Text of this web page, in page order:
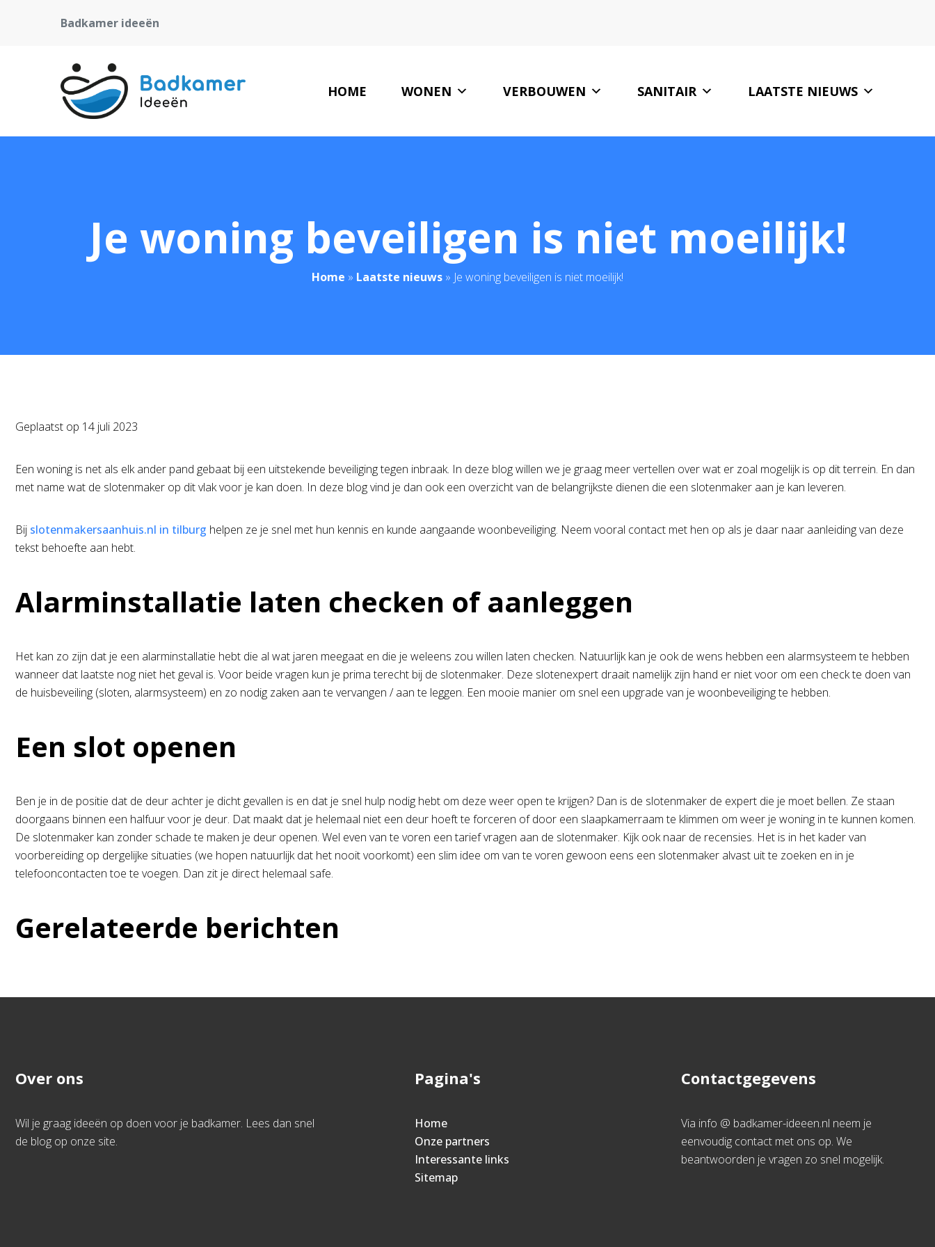
Badkamer ideeën
HOME WONEN VERBOUWEN SANITAIR LAATSTE NIEUWS
Je woning beveiligen is niet moeilijk!
Home » Laatste nieuws » Je woning beveiligen is niet moeilijk!
Geplaatst op 14 juli 2023
Een woning is net als elk ander pand gebaat bij een uitstekende beveiliging tegen inbraak. In deze blog willen we je graag meer vertellen over wat er zoal mogelijk is op dit terrein. En dan
met name wat de slotenmaker op dit vlak voor je kan doen. In deze blog vind je dan ook een overzicht van de belangrijkste dienen die een slotenmaker aan je kan leveren.
Bij slotenmakersaanhuis.nl in tilburg helpen ze je snel met hun kennis en kunde aangaande woonbeveiliging. Neem vooral contact met hen op als je daar naar aanleiding van deze
tekst behoefte aan hebt.
Alarminstallatie laten checken of aanleggen
Het kan zo zijn dat je een alarminstallatie hebt die al wat jaren meegaat en die je weleens zou willen laten checken. Natuurlijk kan je ook de wens hebben een alarmsysteem te hebben
wanneer dat laatste nog niet het geval is. Voor beide vragen kun je prima terecht bij de slotenmaker. Deze slotenexpert draait namelijk zijn hand er niet voor om een check te doen van
de huisbeveiling (sloten, alarmsysteem) en zo nodig zaken aan te vervangen / aan te leggen. Een mooie manier om snel een upgrade van je woonbeveiliging te hebben.
Een slot openen
Ben je in de positie dat de deur achter je dicht gevallen is en dat je snel hulp nodig hebt om deze weer open te krijgen? Dan is de slotenmaker de expert die je moet bellen. Ze staan
doorgaans binnen een halfuur voor je deur. Dat maakt dat je helemaal niet een deur hoeft te forceren of door een slaapkamerraam te klimmen om weer je woning in te kunnen komen.
De slotenmaker kan zonder schade te maken je deur openen. Wel even van te voren een tarief vragen aan de slotenmaker. Kijk ook naar de recensies. Het is in het kader van
voorbereiding op dergelijke situaties (we hopen natuurlijk dat het nooit voorkomt) een slim idee om van te voren gewoon eens een slotenmaker alvast uit te zoeken en in je
telefooncontacten toe te voegen. Dan zit je direct helemaal safe.
Gerelateerde berichten
Over ons
Wil je graag ideeën op doen voor je badkamer. Lees dan snel
de blog op onze site.
Pagina's
Home
Onze partners
Interessante links
Sitemap
Contactgegevens
Via info @ badkamer-ideeen.nl neem je
eenvoudig contact met ons op. We
beantwoorden je vragen zo snel mogelijk.